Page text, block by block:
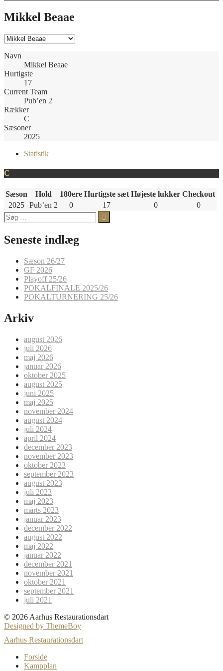
Mikkel Beaae
Navn
Mikkel Beaae
Hurtigste
17
Current Team
Pub’en 2
Rækker
C
Sæsoner
2025
Statistik
C
Sæson Hold 180ere Hurtigste sæt Højeste lukker Checkout
2025 Pub’en 2 0 17 0
0
Søg
efter:
Seneste indlæg
Sæson 26/27
GF 2026
Playoff 25/26
POKALFINALE 2025/26
POKALTURNERING 25/26
Arkiv
august 2026
juli 2026
maj 2026
januar 2026
oktober 2025
august 2025
juni 2025
maj 2025
november 2024
august 2024
juli 2024
april 2024
december 2023
november 2023
oktober 2023
september 2023
august 2023
juli 2023
maj 2023
marts 2023
januar 2023
december 2022
august 2022
maj 2022
januar 2022
december 2021
november 2021
oktober 2021
september 2021
juli 2021
© 2026 Aarhus Restaurationsdart
Designed by ThemeBoy
Aarhus Restaurationsdart
Forside
Kampplan